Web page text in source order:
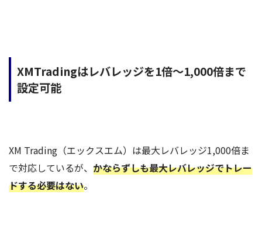
XMTradingはレバレッジを1倍～1,000倍まで
設定可能
XM Trading（エックスエム）は最大レバレッジ1,000倍ま
で対応しているが、 かならずしも最大レバレッジでトレー
ドする必要はない。